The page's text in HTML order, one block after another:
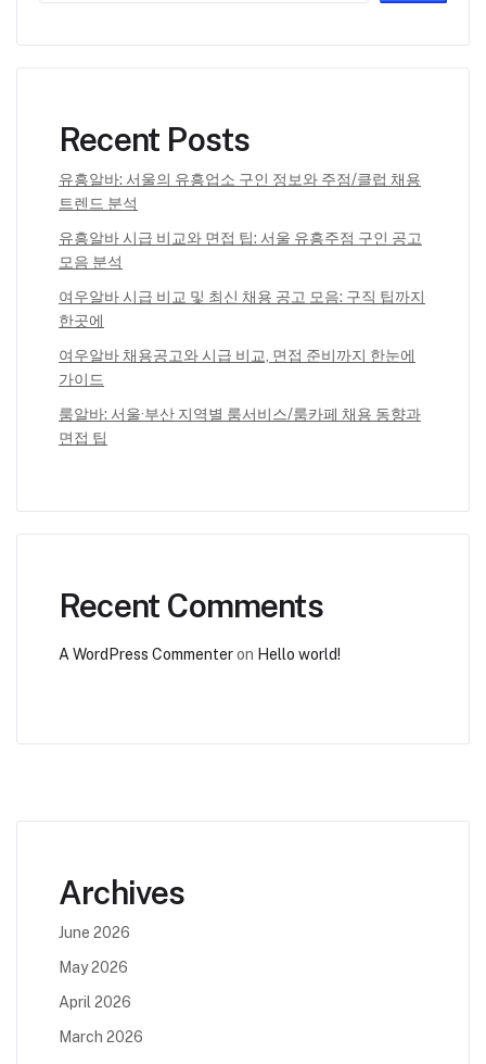
Recent Posts
유흥알바: 서울의 유흥업소 구인 정보와 주점/클럽 채용
트렌드 분석
유흥알바 시급 비교와 면접 팁: 서울 유흥주점 구인 공고
모음 분석
여우알바 시급 비교 및 최신 채용 공고 모음: 구직 팁까지
한곳에
여우알바 채용공고와 시급 비교, 면접 준비까지 한눈에
가이드
룸알바: 서울·부산 지역별 룸서비스/룸카페 채용 동향과
면접 팁
Recent Comments
A WordPress Commenteron Hello world!
Archives
June 2026
May 2026
April 2026
March 2026